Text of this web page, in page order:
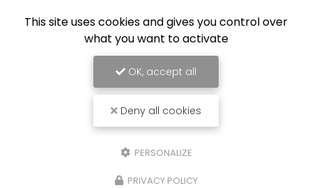
This site uses cookies and gives you control over
what you want to activate
OK, accept all
Deny all cookies
PERSONALIZE
PRIVACY POLICY